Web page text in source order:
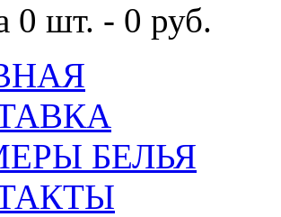
0 шт. - 0 руб.
БЕЛЬЯ